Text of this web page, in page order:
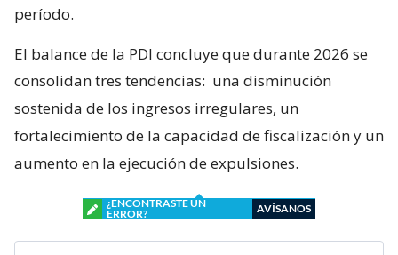
período.
El balance de la PDI concluye que durante 2026 se
consolidan tres tendencias: una disminución
sostenida de los ingresos irregulares, un
fortalecimiento de la capacidad de fiscalización y un
aumento en la ejecución de expulsiones.
¿ENCONTRASTE UN
ERROR?
AVÍSANOS